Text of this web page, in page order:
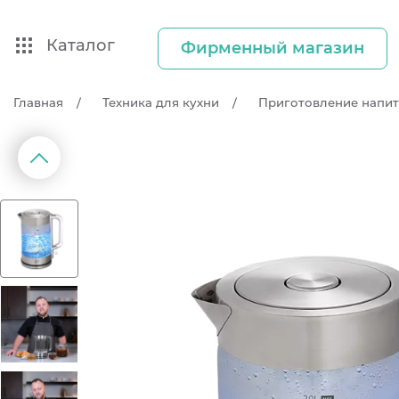
Каталог Фирменный магазин
Главная Техника для кухни Приготовление
П
р
е
д
ы
д
у
щ
и
й
с
л
а
й